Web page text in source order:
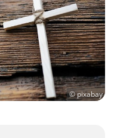
© pixabay